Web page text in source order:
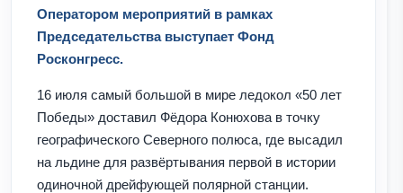
Оператором мероприятий в рамках
Председательства выступает Фонд
Росконгресс.
16 июля самый большой в мире ледокол «50 лет
Победы» доставил Фёдора Конюхова в точку
географического Северного полюса, где высадил
на льдине для развёртывания первой в истории
одиночной дрейфующей полярной станции.